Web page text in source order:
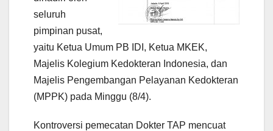
seluruh
pimpinan pusat,
yaitu Ketua Umum PB IDI, Ketua MKEK,
Majelis Kolegium Kedokteran Indonesia, dan
Majelis Pengembangan Pelayanan Kedokteran
(MPPK) pada Minggu (8/4).
Kontroversi pemecatan Dokter TAP mencuat